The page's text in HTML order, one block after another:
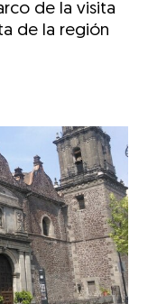
de la visita
de la región
Facebook
Twitter
mediante LinkedIn
actual mediante